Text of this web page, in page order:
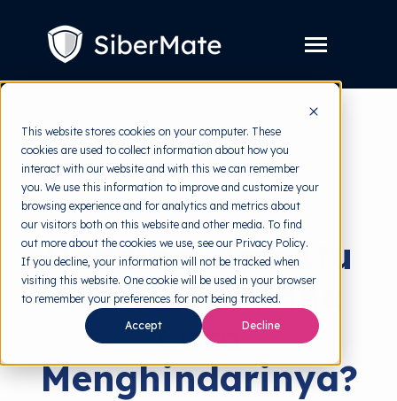
This website stores cookies on your computer. These
cookies are used to collect information about how you
interact with our website and with this we can remember
you. We use this information to improve and customize your
browsing experience and for analytics and metrics about
our visitors both on this website and other media. To find
out more about the cookies we use, see our Privacy Policy.
If you decline, your information will not be tracked when
visiting this website. One cookie will be used in your browser
to remember your preferences for not being tracked.
Accept Decline
Toggle
Layanan
children
for
Layanan
Harga
Resources Toggle
children
for
Resources
Tools Gratis Toggle
children
for
Tools
Tentang
Coba Gratis
back to HRMI
Cyber Threats
Doxxing: Apa Itu
dan Bagaimana
Cara
Menghindarinya?